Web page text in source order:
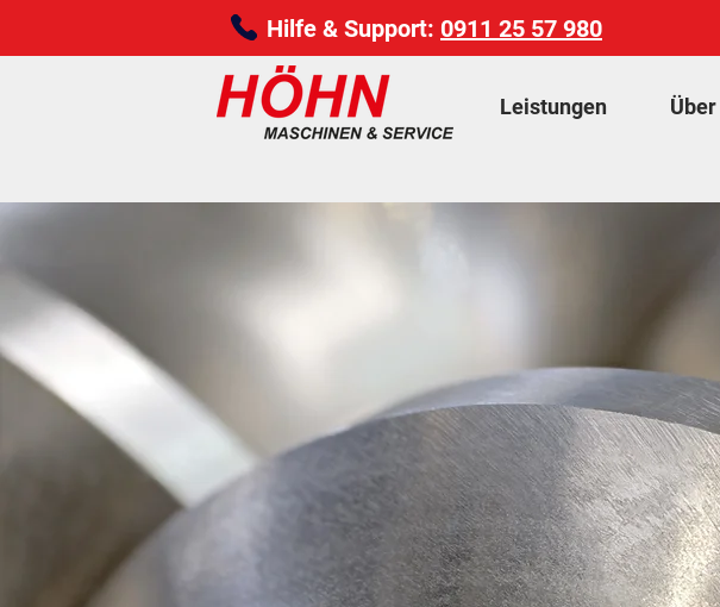
Hilfe & Support: 0911 25 57 980
Leistungen